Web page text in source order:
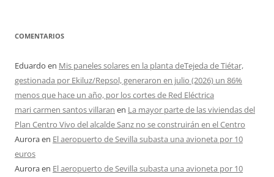
COMENTARIOS
Eduardo en Mis paneles solares en la planta deTejeda de Tiétar,
gestionada por Ekiluz/Repsol, generaron en julio (2026) un 86%
menos que hace un año, por los cortes de Red Eléctrica
mari carmen santos villaran en La mayor parte de las viviendas del
Plan Centro Vivo del alcalde Sanz no se construirán en el Centro
Auroraen El aeropuerto de Sevilla subasta una avioneta por 10
euros
Auroraen El aeropuerto de Sevilla subasta una avioneta por 10